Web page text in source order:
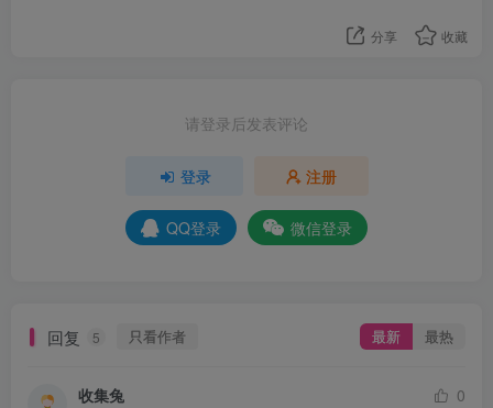
分享 收藏
请登录后发表评论
登录 注册
QQ登录 微信登录
回复 5 只看作者 最新 最热
收集兔
0